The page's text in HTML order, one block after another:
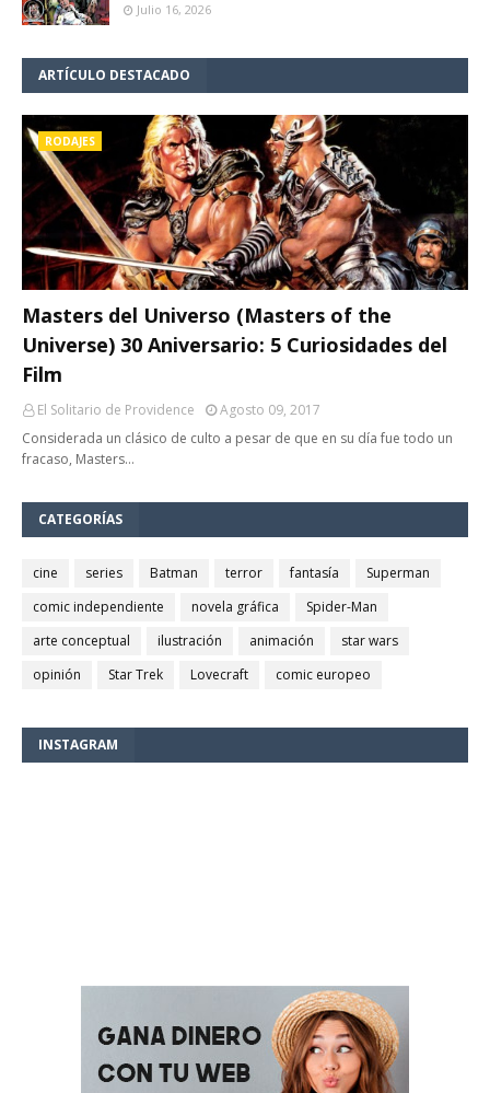
Julio 16, 2026
ARTÍCULO DESTACADO
RODAJES
Masters del Universo (Masters of the
Universe) 30 Aniversario: 5 Curiosidades del
Film
El Solitario de Providence
Agosto 09, 2017
Considerada un clásico de culto a pesar de que en su día fue todo un
fracaso, Masters…
CATEGORÍAS
cine series Batman terror fantasía
Superman
comic independiente
novela gráfica
Spider-Man
arte conceptual
ilustración animación
star wars
opinión
Star Trek Lovecraft comic europeo
INSTAGRAM